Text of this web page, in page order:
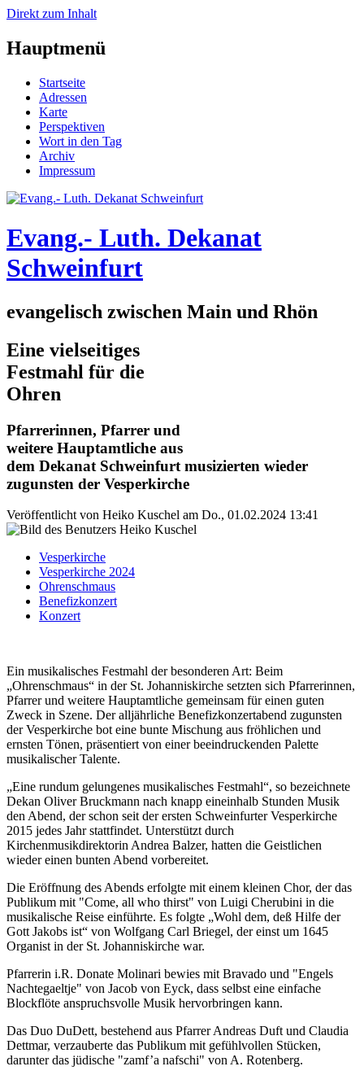
Direkt zum Inhalt
Hauptmenü
Startseite
Adressen
Karte
Perspektiven
Wort in den Tag
Archiv
Impressum
Evang.- Luth. Dekanat
Schweinfurt
evangelisch zwischen Main und Rhön
Eine vielseitiges
Festmahl für die
Ohren
Pfarrerinnen, Pfarrer und
weitere Hauptamtliche aus
dem Dekanat Schweinfurt musizierten wieder
zugunsten der Vesperkirche
Veröffentlicht von Heiko Kuschel am Do., 01.02.2024 13:41
Vesperkirche
Vesperkirche 2024
Ohrenschmaus
Benefizkonzert
Konzert
Ein musikalisches Festmahl der besonderen Art: Beim
„Ohrenschmaus“ in der St. Johanniskirche setzten sich Pfarrerinnen,
Pfarrer und weitere Hauptamtliche gemeinsam für einen guten
Zweck in Szene. Der alljährliche Benefizkonzertabend zugunsten
der Vesperkirche bot eine bunte Mischung aus fröhlichen und
ernsten Tönen, präsentiert von einer beeindruckenden Palette
musikalischer Talente.
„Eine rundum gelungenes musikalisches Festmahl“, so bezeichnete
Dekan Oliver Bruckmann nach knapp eineinhalb Stunden Musik
den Abend, der schon seit der ersten Schweinfurter Vesperkirche
2015 jedes Jahr stattfindet. Unterstützt durch
Kirchenmusikdirektorin Andrea Balzer, hatten die Geistlichen
wieder einen bunten Abend vorbereitet.
Die Eröffnung des Abends erfolgte mit einem kleinen Chor, der das
Publikum mit "Come, all who thirst" von Luigi Cherubini in die
musikalische Reise einführte. Es folgte „Wohl dem, deß Hilfe der
Gott Jakobs ist“ von Wolfgang Carl Briegel, der einst um 1645
Organist in der St. Johanniskirche war.
Pfarrerin i.R. Donate Molinari bewies mit Bravado und "Engels
Nachtegaeltje" von Jacob von Eyck, dass selbst eine einfache
Blockflöte anspruchsvolle Musik hervorbringen kann.
Das Duo DuDett, bestehend aus Pfarrer Andreas Duft und Claudia
Dettmar, verzauberte das Publikum mit gefühlvollen Stücken,
darunter das jüdische "zamf’a nafschi" von A. Rotenberg.